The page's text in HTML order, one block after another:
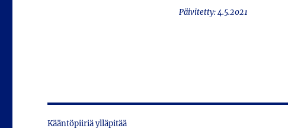
Päivitetty: 4.5.2021
Kääntöpiiriä ylläpitää